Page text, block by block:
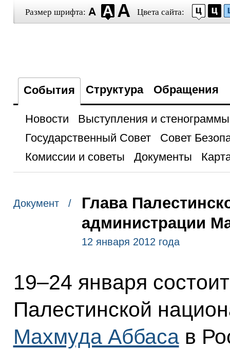
Размер шрифта: Цвета сайта:
События Структура Обращения
Новости
Выступления и стенограммы
Государственный Совет
Совет
Комиссии и советы
Документы
Документ /
Глава
администрации
12 января 2012 года
19–24 января
Палестинской
Махмуда Аббасав